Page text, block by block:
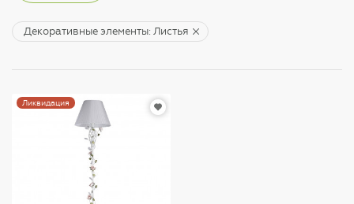
Декоративные элементы: Листья
Ликвидация